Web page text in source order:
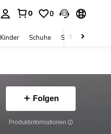
0 0
Kinder Schuhe Schmuck &
Folgen
Produktinformationen